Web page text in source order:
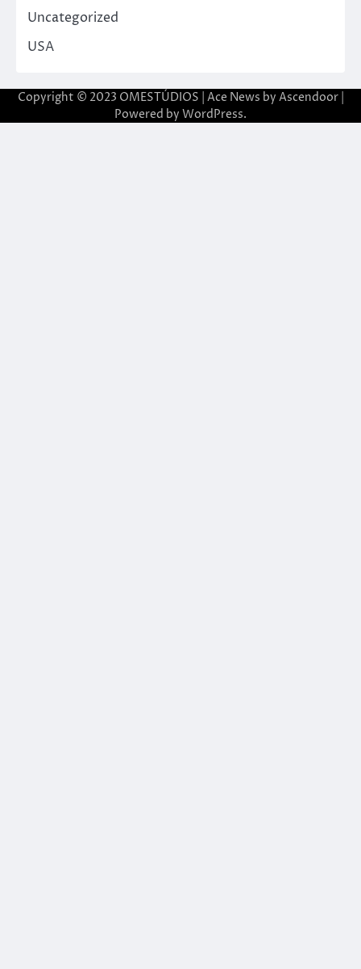
Uncategorized
USA
Copyright © 2023 OMESTÚDIOS | Ace News by Ascendoor|
Powered by WordPress.